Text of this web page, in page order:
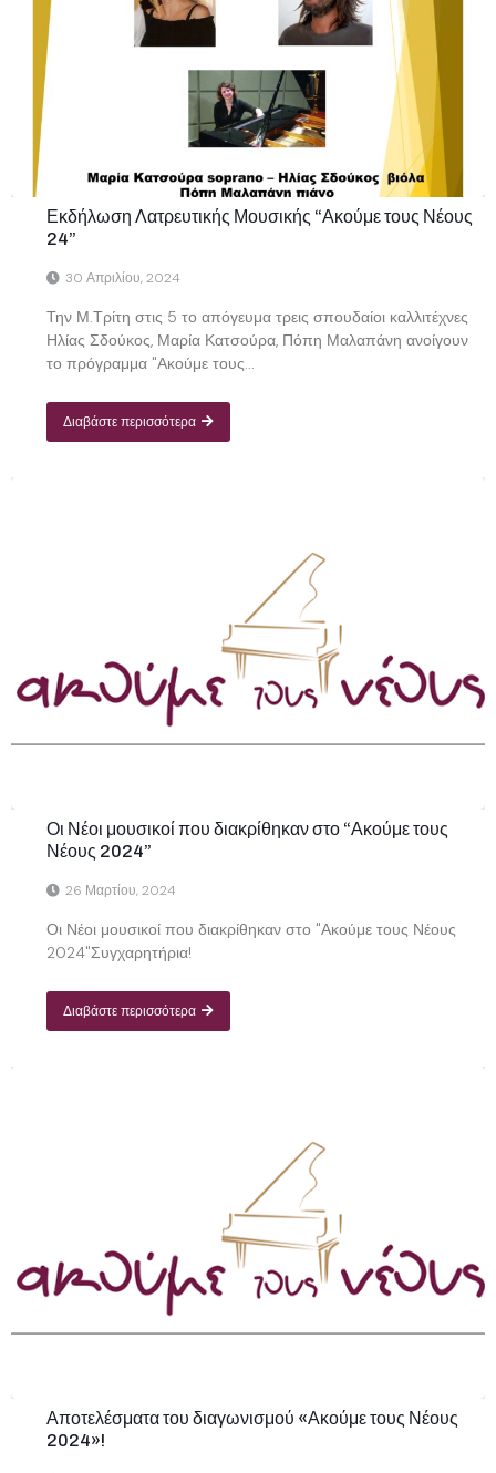
Εκδήλωση Λατρευτικής Μουσικής “Ακούμε τους Νέους
24”
30 Απριλίου, 2024
Την Μ.Τρίτη στις 5 το απόγευμα τρεις σπουδαίοι καλλιτέχνες
Ηλίας Σδούκος, Μαρία Κατσούρα, Πόπη Μαλαπάνη ανοίγουν
το πρόγραμμα "Ακούμε τους...
Διαβάστε περισσότερα
Οι Νέοι μουσικοί που διακρίθηκαν στο “Ακούμε τους
Νέους 2024”
26 Μαρτίου, 2024
Οι Νέοι μουσικοί που διακρίθηκαν στο "Ακούμε τους Νέους
2024"Συγχαρητήρια!
Διαβάστε περισσότερα
Αποτελέσματα του διαγωνισμού «Ακούμε τους Νέους
2024»!